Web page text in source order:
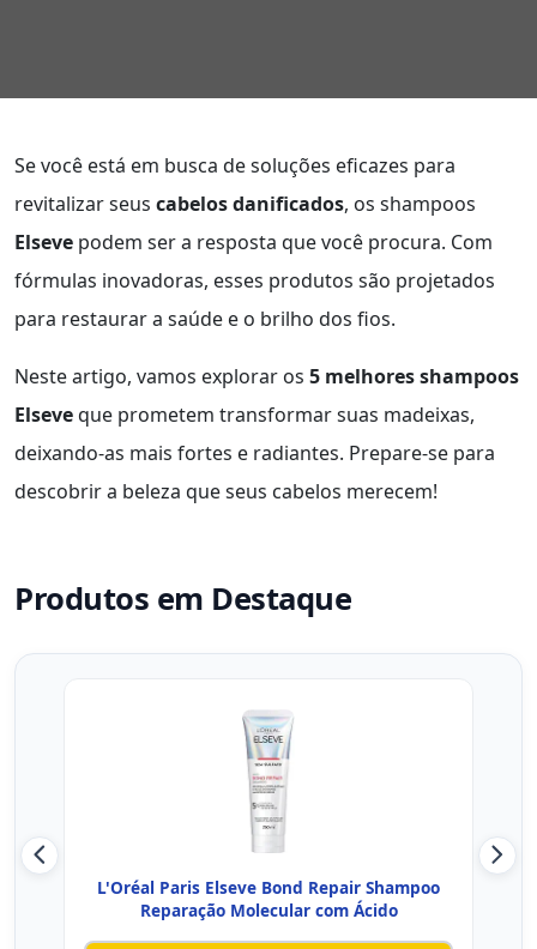
Se você está em busca de soluções eficazes para
revitalizar seus cabelos danificados, os shampoos
Elseve podem ser a resposta que você procura. Com
fórmulas inovadoras, esses produtos são projetados
para restaurar a saúde e o brilho dos fios.
Neste artigo, vamos explorar os 5 melhores shampoos
Elseveque prometem transformar suas madeixas,
deixando-as mais fortes e radiantes. Prepare-se para
descobrir a beleza que seus cabelos merecem!
Produtos em Destaque
L'Oréal Paris Elseve Bond Repair Shampoo
Reparação Molecular com Ácido